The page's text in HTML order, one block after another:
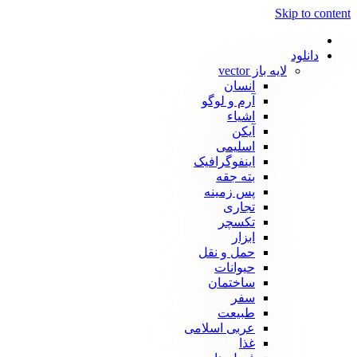
Skip to content
دانلود
لایه باز vector
انسان
آرم و لوگو
اشیاء
آیکن
اسلیمی
اینفوگرافیک
بته جقه
پس زمینه
تجاری
تکسچر
ابزار
حمل و نقل
حیوانات
ساختمان
سفر
طبیعت
عربی اسلامی
غذا